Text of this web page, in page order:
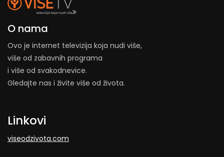
O nama
Ovo je internet televizija koja nudi više,
više od zabavnih programa
i više od svakodnevice.
Gledajte nas i živite više od života.
Linkovi
viseodzivota.com